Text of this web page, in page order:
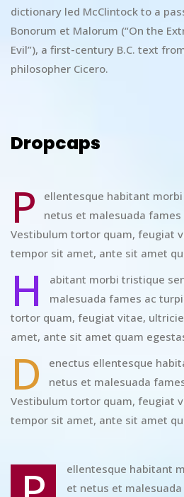
dictionary led McClintock to a
Bonorum et Malorum (“On the
Evil”), a first-century B.C. text
philosopher Cicero.
Dropcaps
P
ellentesque habitant
netus et malesuada
Vestibulum tortor quam, feugiat
tempor sit amet, ante sit amet
H
abitant morbi tristique
malesuada fames ac
tortor quam, feugiat vitae,
amet, ante sit amet quam
D
enectus ellentesque
netus et malesuada
Vestibulum tortor quam, feugiat
tempor sit amet, ante sit amet
ellentesque habitant
et netus et